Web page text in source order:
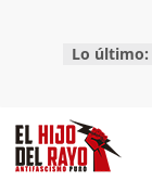
contenido
Lo último: